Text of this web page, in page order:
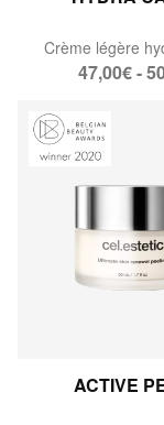
Crème légère
47,00€ -
ACTIVE